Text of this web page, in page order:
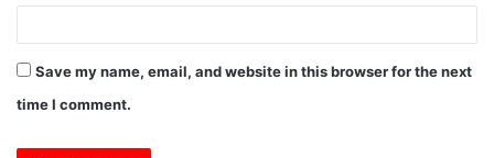
Save my name, email, and website in this browser for the next
time I comment.